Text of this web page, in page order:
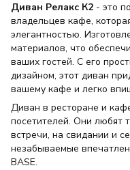
Диван Релакс К2 - это
владельцев кафе,
элегантностью.
материалов, что
ваших гостей. С его
дизайном, этот диван
вашему кафе и легко
Диван в ресторане и
посетителей. Они любят
встречи, на свидании и
незабываемые
BASE.